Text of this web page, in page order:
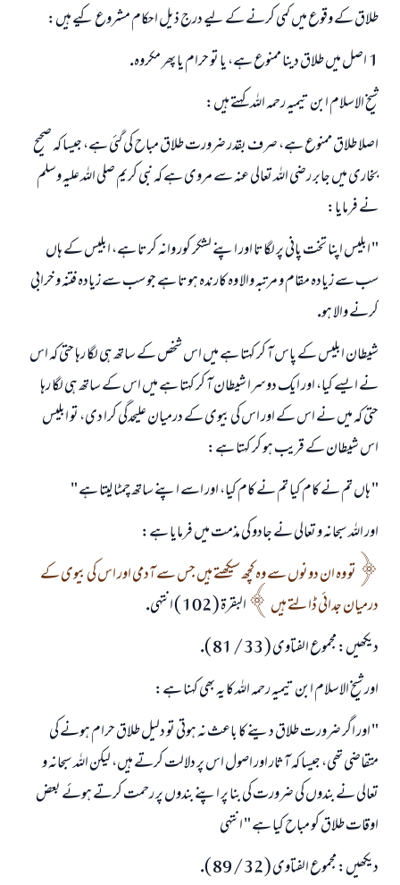
طلاق كے وقوع ميں كمى كرنے كے ليے درج ذيل احكام مشروع كيے ہيں:
1 ـ اصل ميں طلاق دينا ممنوع ہے، يا تو حرام يا پھر مكروہ.
شيخ الاسلام ابن تيميہ رحمہ اللہ كہتے ہيں:
اصلا طلاق ممنوع ہے، صرف بقدر ضرورت طلاق مباح كى گئى ہے، جيسا كہ صحيح
بخارى ميں جابر رضى اللہ تعالى عنہ سے مروى ہے كہ نبى كريم صلى اللہ عليہ وسلم
نے فرمايا:
" ابليس اپنا تخت پانى پر لگاتا اور اپنے لشكر كور وانہ كرتا ہے، ابليس كے ہاں
سب سے زيادہ مقام و مرتبہ والا وہ كارندہ ہوتا ہے جو سب سے زيادہ فتنہ و خرابى
كرنے والا ہو.
شيطان ابليس كے پاس آ كر كہتا ہے ميں اس شخص كے ساتھ ہى لگا رہا حتى كہ اس
نے ايسے كيا، اور ايك دوسرا شيطان آ كر كہتا ہے ميں اس كے ساتھ ہى لگا رہا
حتى كہ ميں نے اس كے اور اس كى بيوى كے درميان عليحدگى كرا دى، تو ابليس
اس شيطان كے قريب ہو كر كہتا ہے:
" ہاں تم نے كام كيا تم نے كام كيا، اور اسے اپنے ساتھ چمٹا ليتا ہے "
اور اللہ سبحانہ و تعالى نے جادو كى مذمت ميں فرمايا ہے:
تو وہ ان دونوں سے وہ كچھ سيكھتے ہيں جس سے آدمى اور اس كى بيوى كے
درميان جدائى ڈالتے ہيں
البقرۃ ( 102 ) انتہى.
ديكھيں: مجموع الفتاوى ( 33 / 81 ).
اور شيخ الاسلام ابن تيميہ رحمہ اللہ كا يہ بھى كہنا ہے:
" اور اگر ضرورت طلاق دينے كا باعث نہ ہوتى تو دليل طلاق حرام ہونے كى
متقاضى تھى، جيسا كہ آثار اور اصول اس پر دلالت كرتے ہيں، ليكن اللہ سبحانہ و
تعالى نے بندوں كى ضرورت كى بنا پر اپنے بندوں پر رحمت كرتے ہوئے بعض
اوقات طلاق كو مباح كيا ہے " انتہى
ديكھيں: مجموع الفتاوى ( 32 / 89 ).